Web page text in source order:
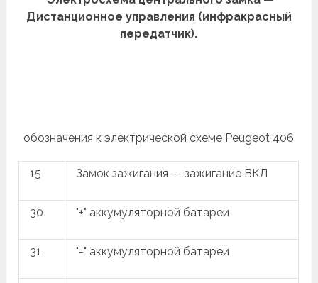
Дистанционное управления (инфракрасный
передатчик).
обозначения к электрической схеме Peugeot 406
15 Замок зажигания — зажигание ВКЛ
30 "+" аккумуляторной батареи
31 "-" аккумуляторной батареи